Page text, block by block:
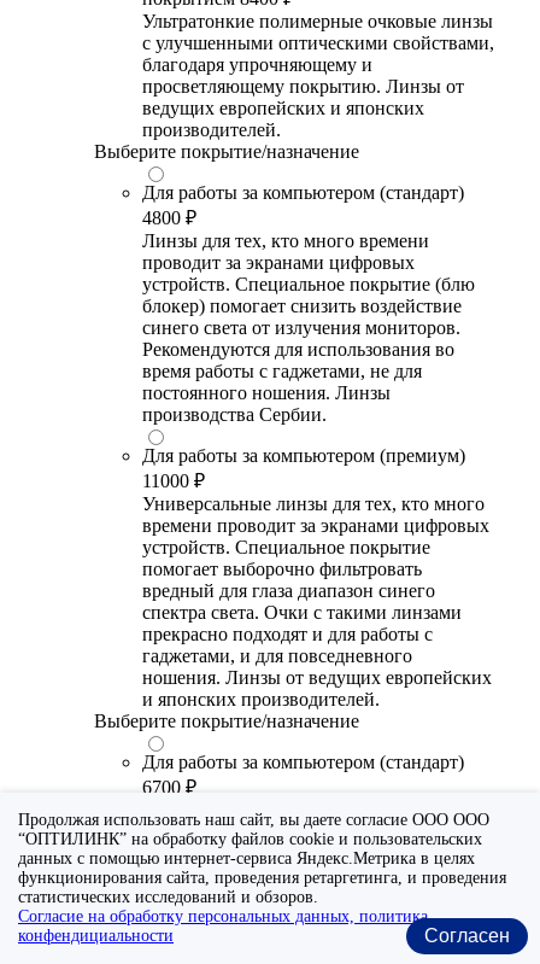
Ультратонкие полимерные очковые линзы
с улучшенными оптическими свойствами,
благодаря упрочняющему и
просветляющему покрытию. Линзы от
ведущих европейских и японских
производителей.
Выберите покрытие/назначение
Для работы за компьютером (стандарт)
4800 ₽
Линзы для тех, кто много времени
проводит за экранами цифровых
устройств. Специальное покрытие (блю
блокер) помогает снизить воздействие
синего света от излучения мониторов.
Рекомендуются для использования во
время работы с гаджетами, не для
постоянного ношения. Линзы
производства Сербии.
Для работы за компьютером (премиум)
11000 ₽
Универсальные линзы для тех, кто много
времени проводит за экранами цифровых
устройств. Специальное покрытие
помогает выборочно фильтровать
вредный для глаза диапазон синего
спектра света. Очки с такими линзами
прекрасно подходят и для работы с
гаджетами, и для повседневного
ношения. Линзы от ведущих европейских
и японских производителей.
Выберите покрытие/назначение
Для работы за компьютером (стандарт)
6700 ₽
Утонченные линзы для тех, кто много
времени проводит за экранами цифровых
устройств. Специальное покрытие (блю
блокер) помогает снизить воздействие
синего света от излучения мониторов.
Рекомендуются для использования во
время работы с гаджетами, не для
Продолжая использовать наш сайт, вы даете согласие ООО ООО
“ОПТИЛИНК” на обработку файлов cookie и пользовательских
данных с помощью интернет-сервиса Яндекс.Метрика в целях
функционирования сайта, проведения ретаргетинга, и проведения
статистических исследований и обзоров.
Согласие на обработку персональных данных, политика
конфендициальности
Согласен